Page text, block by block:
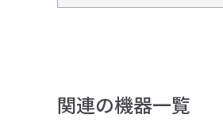
関連の機器一覧